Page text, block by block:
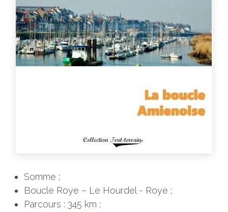
Somme ;
Boucle Roye – Le Hourdel - Roye ;
Parcours : 345 km ;